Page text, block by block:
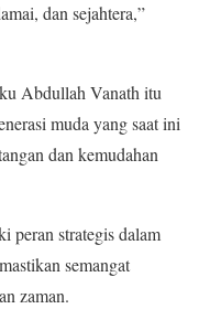
dan sejahtera,”
Abdullah Vanath itu
muda yang saat ini
dan kemudahan
peran strategis dalam
semangat
zaman.